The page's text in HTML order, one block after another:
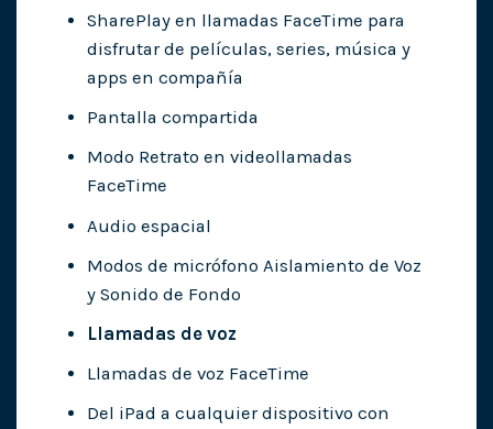
SharePlay en llamadas FaceTime para
disfrutar de películas, series, música y
apps en compañía
Pantalla compartida
Modo Retrato en videollamadas
FaceTime
Audio espacial
Modos de micrófono Aislamiento de Voz
y Sonido de Fondo
Llamadas de voz
Llamadas de voz FaceTime
Del iPad a cualquier dispositivo con